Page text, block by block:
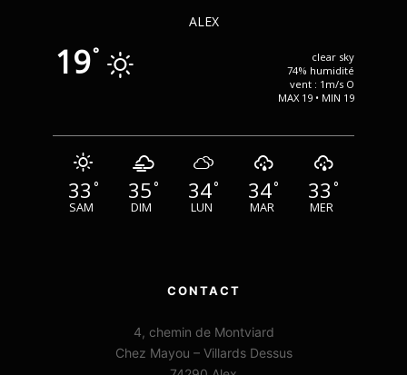
ALEX
19°
clear sky
74% humidité
vent : 1m/s O
MAX 19 • MIN 19
33 °
SAM
35°
DIM
34°
LUN
34°
MAR
33 °
MER
CONTACT
4, chemin de Montviard
Chez Mayou – Villards Dessus